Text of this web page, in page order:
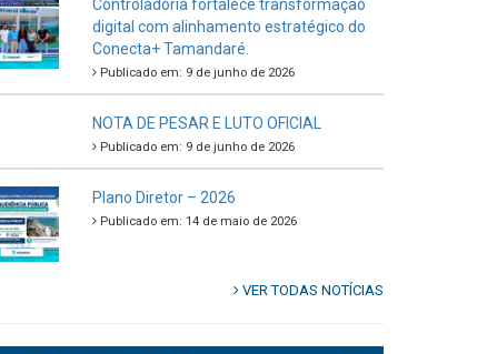
Controladoria fortalece transformação
digital com alinhamento estratégico do
Conecta+ Tamandaré.
Publicado em: 9 de junho de 2026
NOTA DE PESAR E LUTO OFICIAL
Publicado em: 9 de junho de 2026
Plano Diretor – 2026
Publicado em: 14 de maio de 2026
VER TODAS NOTÍCIAS